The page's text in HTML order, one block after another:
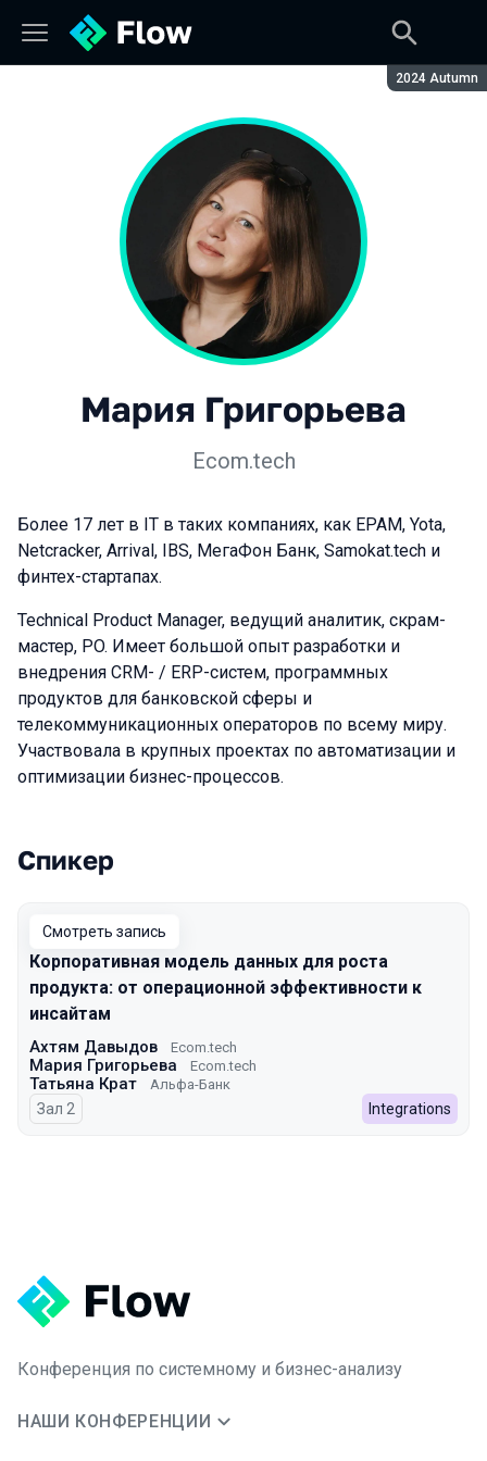
Сезон:
2024 Autumn
Мария Григорьева
Ecom.tech
Более 17 лет в IT в таких компаниях, как EPAM, Yota,
Netcracker, Arrival, IBS, МегаФон Банк, Samokat.tech и
финтех-стартапах.
Technical Product Manager, ведущий аналитик, скрам-
мастер, PO. Имеет большой опыт разработки и
внедрения CRM- / ERP-систем, программных
продуктов для банковской сферы и
телекоммуникационных операторов по всему миру.
Участвовала в крупных проектах по автоматизации и
оптимизации бизнес-процессов.
Выступления в сезоне 2024 Autumn
Спикер
Смотреть запись
Корпоративная модель данных для роста
продукта: от операционной эффективности к
инсайтам
Ахтям Давыдов Ecom.tech
Мария Григорьева Ecom.tech
Татьяна Крат Альфа-Банк
Зал 2 Integrations
Конференция по системному и бизнес-анализу
НАШИ КОНФЕРЕНЦИИ